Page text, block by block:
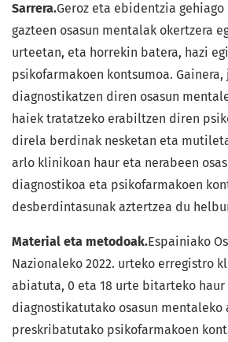
Sarrera.Geroz eta ebidentzia gehiago
gazteen osasun mentalak okertzera
urteetan, eta horrekin batera, hazi
psikofarmakoen kontsumoa. Gainera,
diagnostikatzen diren osasun
haiek tratatzeko erabiltzen diren
direla berdinak nesketan eta
arlo klinikoan haur eta nerabeen
diagnostikoa eta psikofarmakoen
desberdintasunak aztertzea du
Material eta metodoak.Espainiako
Nazionaleko 2022. urteko erregistro
abiatuta, 0 eta 18 urte bitarteko haur
diagnostikatutako osasun mentaleko
preskribatutako psikofarmakoen